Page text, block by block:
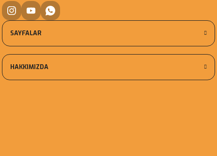
SAYFALAR
HAKKIMIZDA